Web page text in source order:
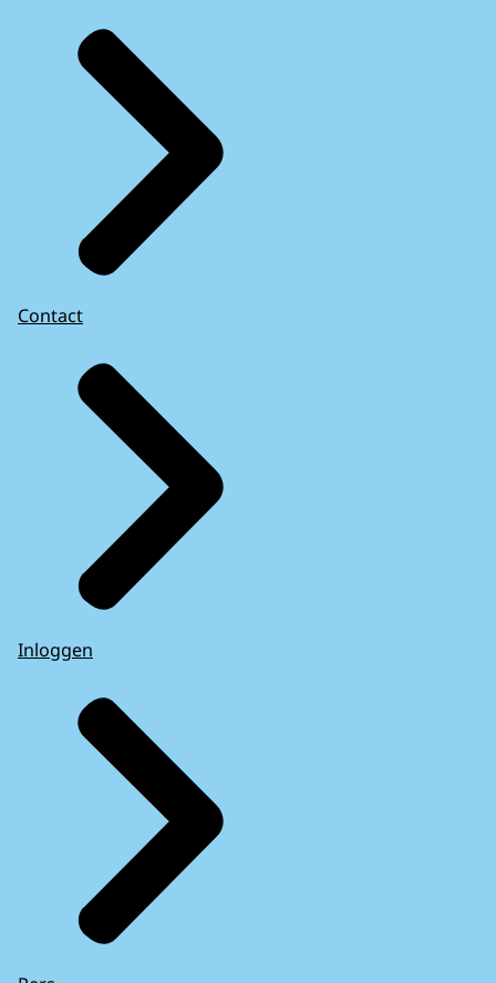
Contact
Inloggen